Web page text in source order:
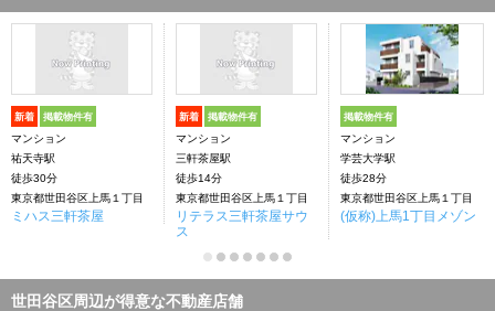
新着 掲載物件有
マンション
祐天寺駅
徒歩30分
東京都世田谷区上馬１丁目
ミハス三軒茶屋
新着 掲載物件有
マンション
三軒茶屋駅
徒歩14分
東京都世田谷区上馬１丁目
リテラス三軒茶屋サウ
ス
掲載物件有
マンション
学芸大学駅
徒歩28分
東京都世田谷区上馬１丁目
(仮称)上馬1丁目メゾン
世田谷区周辺が得意な不動産店舗